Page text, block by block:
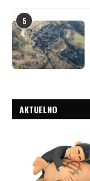
5
AKTUELNO